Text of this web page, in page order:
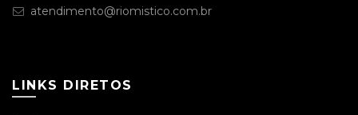
atendimento@riomistico.com.br
LINKS DIRETOS